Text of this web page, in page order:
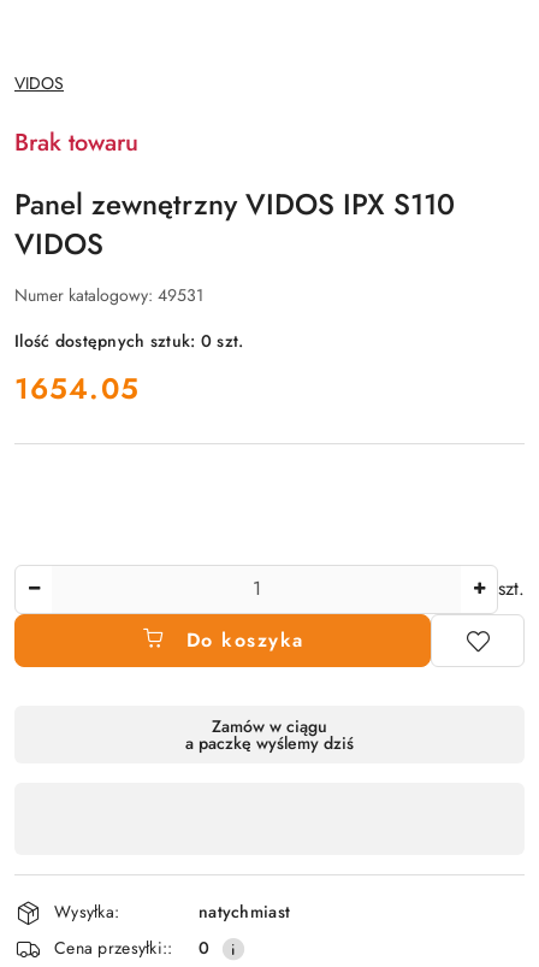
NAZWA
PRODUCENTA:
VIDOS
Brak towaru
Panel zewnętrzny VIDOS IPX S110
VIDOS
Numer katalogowy: 49531
Ilość dostępnych sztuk: 0szt.
cena:
1654.05
szt.
Do koszyka
dostawa
Zamów w ciągu
a paczkę wyślemy dziś
Wysyłka:
natychmiast
Cena przesyłki::
0